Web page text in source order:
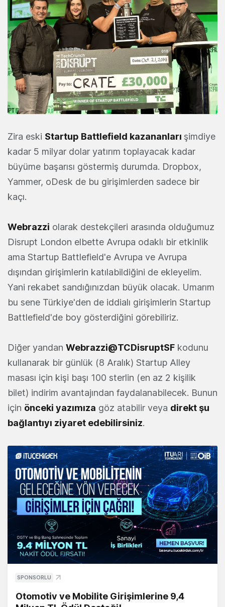
Zira eski Startup Battlefield kazananları şimdiye
kadar 5 milyar dolar yatırım toplayacak kadar
büyüme başarısı göstermiş durumda. Dropbox,
Yammer, oDesk de bu girişimlerden sadece bir
kaçı.
Webrazzi olarak destekçileri arasında olduğumuz
Disrupt London elbette Avrupa odaklı bir etkinlik
ama Startup Battlefield'e Avrupa ve Avrupa
dışından girişimlerin katılabildiğini de ekleyelim.
Yani rekabet sandığınızdan büyük olacak. Umarım
bu sene Türkiye'den de iddialı girişimlerin Startup
Battlefield'de boy gösterdiğini görebiliriz.
Diğer yandan Webrazzi@TCDisruptSF kodunu
kullanarak bir günlük (8 Aralık) Startup Alley
masası için kişi başı 100 sterlin (en az 2 kişilik
bilet) indirim avantajından faydalanabilecek. Bunun
için önceki yazımıza göz atabilir veya direkt şu
bağlantıyı ziyaret edebilirsiniz.
SPONSORLU
Otomotiv ve Mobilite Girişimlerine 9,4